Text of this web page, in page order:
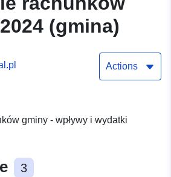
(gmina)
Actions
gminy - wpływy i wydatki
3